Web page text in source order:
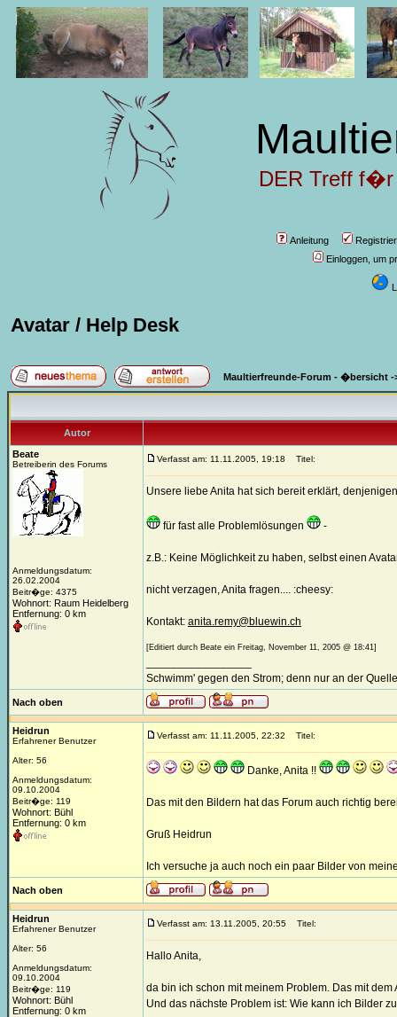
DER Treff f�r
Anleitung
Einloggen, um
Avatar / Help Desk
Maultierfreunde-Forum - �bersicht -
Autor
Beate
Betreiberin des Forums
Anmeldungsdatum:
26.02.2004
Beitr�ge: 4375
Wohnort: Raum Heidelberg
Entfernung: 0 km
Verfasst am: 11.11.2005, 19:18 Titel:
Unsere liebe Anita hat sich bereit erklärt,
für fast alle Problemlösungen -
z.B.: Keine Möglichkeit zu haben, selbst einen
nicht verzagen, Anita fragen.... :cheesy:
Kontakt: anita.remy@bluewin.ch
[Editiert durch Beate ein Freitag, November 11, 2005 @ 18:41]
Schwimm' gegen den Strom; denn nur an der
Nach oben
Heidrun
Erfahrener Benutzer
Alter: 56
Anmeldungsdatum:
09.10.2004
Beitr�ge: 119
Wohnort: Bühl
Entfernung: 0 km
Verfasst am: 11.11.2005, 22:32 Titel:
Danke, Anita !!
Das mit den Bildern hat das Forum auch richtig
Gruß Heidrun
Ich versuche ja auch noch ein paar Bilder von
Nach oben
Heidrun
Erfahrener Benutzer
Alter: 56
Anmeldungsdatum:
09.10.2004
Beitr�ge: 119
Wohnort: Bühl
Entfernung: 0 km
Verfasst am: 13.11.2005, 20:55 Titel:
Hallo Anita,
da bin ich schon mit meinem Problem. Das mit
Und das nächste Problem ist: Wie kann ich Bilder